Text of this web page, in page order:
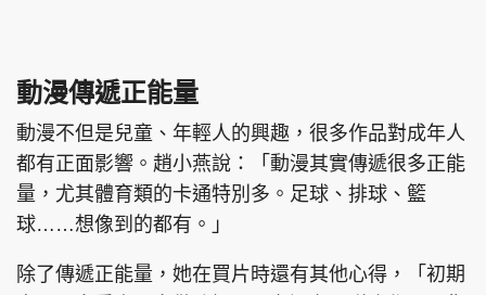
動漫傳遞正能量
動漫不但是兒童、年輕人的興趣，很多作品對成年人
都有正面影響。趙小燕說：「動漫其實傳遞很多正能
量，尤其體育類的卡通特別多。足球、排球、籃
球……想像到的都有。」
除了傳遞正能量，她在買片時還有其他心得，「初期